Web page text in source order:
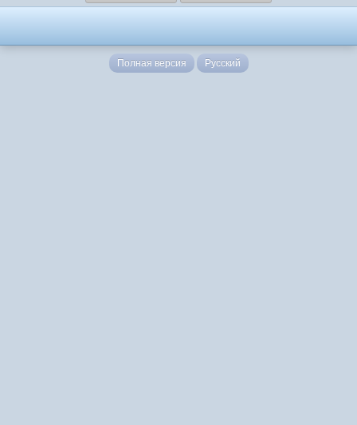
Полная версия Русский